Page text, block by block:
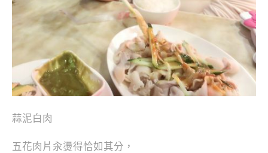
蒜泥白肉
五花肉片汆燙得恰如其分，